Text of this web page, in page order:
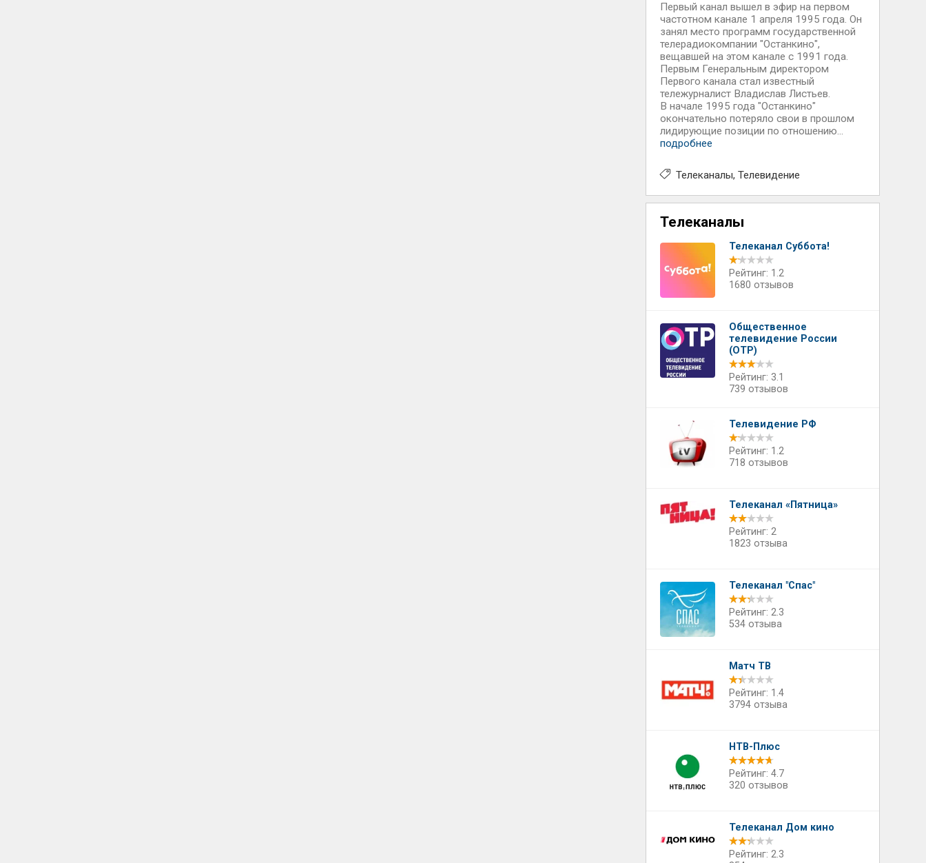
Первый канал вышел в эфир на первом
частотном канале 1 апреля 1995 года. Он
занял место программ государственной
телерадиокомпании "Останкино",
вещавшей на этом канале с 1991 года.
Первым Генеральным директором
Первого канала стал известный
тележурналист Владислав Листьев.
В начале 1995 года "Останкино"
окончательно потеряло свои в прошлом
лидирующие позиции по отношению...
подробнее
Телеканалы Телевидение
Телеканалы
Телеканал Суббота!
Рейтинг: 1.2
1680 отзывов
Общественное
телевидение России
(ОТР)
Рейтинг: 3.1
739 отзывов
Телевидение РФ
Рейтинг: 1.2
718 отзывов
Телеканал «Пятница»
Рейтинг: 2
1823 отзыва
Телеканал "Спас"
Рейтинг: 2.3
534 отзыва
Матч ТВ
Рейтинг: 1.4
3794 отзыва
НТВ-Плюс
Рейтинг: 4.7
320 отзывов
Телеканал Дом кино
Рейтинг: 2.3